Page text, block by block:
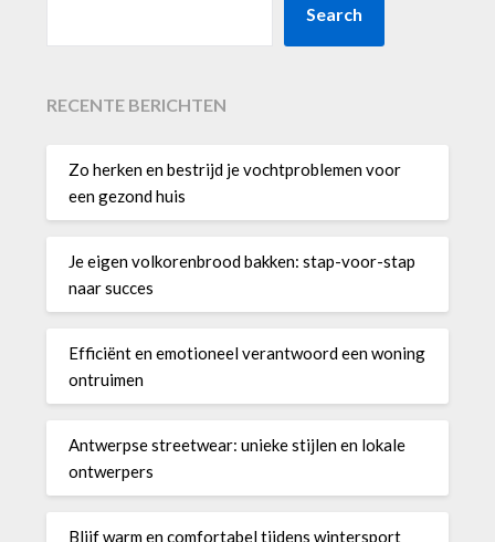
Search
RECENTE BERICHTEN
Zo herken en bestrijd je vochtproblemen voor
een gezond huis
Je eigen volkorenbrood bakken: stap-voor-stap
naar succes
Efficiënt en emotioneel verantwoord een woning
ontruimen
Antwerpse streetwear: unieke stijlen en lokale
ontwerpers
Blijf warm en comfortabel tijdens wintersport